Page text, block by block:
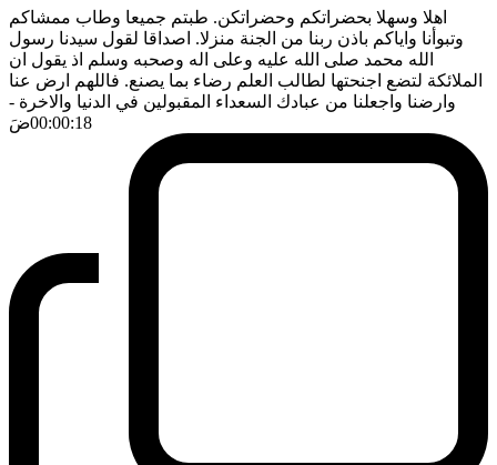
اهلا وسهلا بحضراتكم وحضراتكن. طبتم جميعا وطاب ممشاكم
وتبوأنا واياكم باذن ربنا من الجنة منزلا. اصداقا لقول سيدنا رسول
الله محمد صلى الله عليه وعلى اله وصحبه وسلم اذ يقول ان
الملائكة لتضع اجنحتها لطالب العلم رضاء بما يصنع. فاللهم ارض عنا
وارضنا واجعلنا من عبادك السعداء المقبولين في الدنيا والاخرة -
00:00:18ضَ